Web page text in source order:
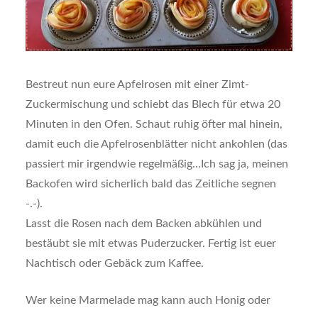
Bestreut nun eure Apfelrosen mit einer Zimt-
Zuckermischung und schiebt das Blech für etwa 20
Minuten in den Ofen. Schaut ruhig öfter mal hinein,
damit euch die Apfelrosenblätter nicht ankohlen (das
passiert mir irgendwie regelmäßig…Ich sag ja, meinen
Backofen wird sicherlich bald das Zeitliche segnen
-.-).
Lasst die Rosen nach dem Backen abkühlen und
bestäubt sie mit etwas Puderzucker. Fertig ist euer
Nachtisch oder Gebäck zum Kaffee.
Wer keine Marmelade mag kann auch Honig oder